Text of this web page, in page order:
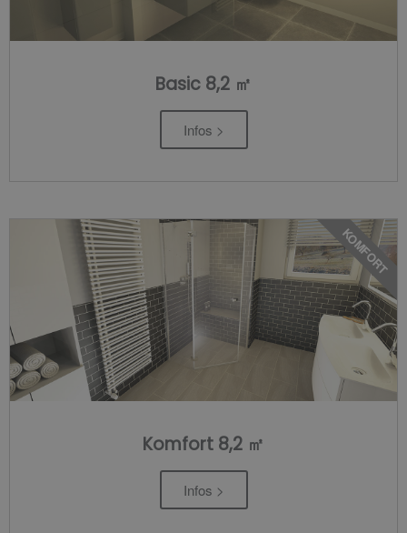
Basic 8,2 ㎡
Infos >
Komfort 8,2 ㎡
Infos >
KOMFORT